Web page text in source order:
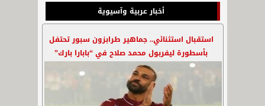
أخبار عربية وآسيوية
استقبال استثنائي.. جماهير طرابزون سبور تحتفل
بأسطورة ليفربول محمد صلاح في “بابارا بارك”